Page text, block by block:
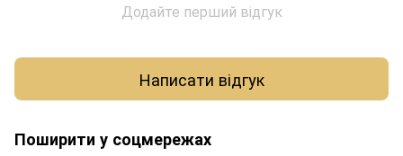
Додайте перший відгук
Написати відгук
Поширити у соцмережах